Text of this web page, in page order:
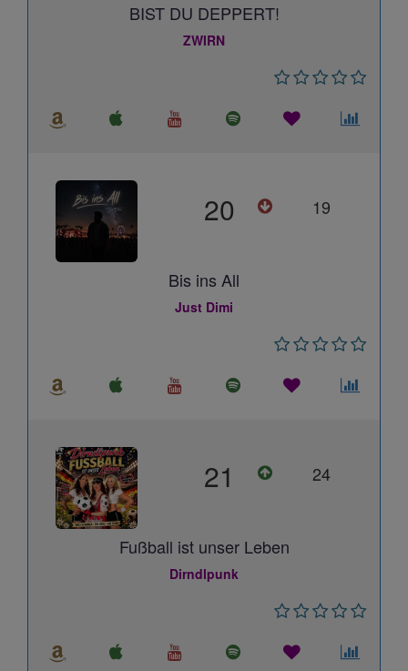
BIST DU DEPPERT!
ZWIRN
20 19
Bis ins All
Just Dimi
21 24
Fußball ist unser Leben
Dirndlpunk